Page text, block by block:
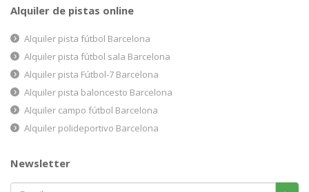
Alquiler de pistas online
Alquiler pista fútbol Barcelona
Alquiler pista fútbol sala Barcelona
Alquiler pista Fútbol-7 Barcelona
Alquiler pista baloncesto Barcelona
Alquiler campo fútbol Barcelona
Alquiler polideportivo Barcelona
Newsletter